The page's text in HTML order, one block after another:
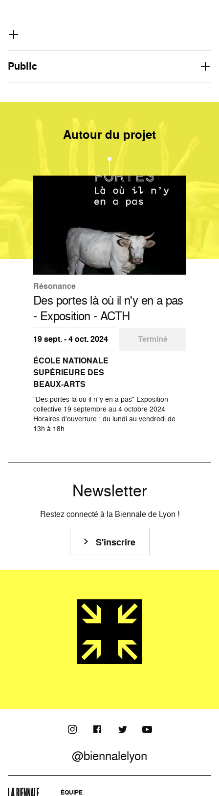
Public
Autour du projet
Résonance
Des portes là où il n'y en a pas
- Exposition - ACTH
19 sept. - 4 oct. 2024
Terminé
ÉCOLE NATIONALE
SUPÉRIEURE DES
BEAUX-ARTS
"Des portes là où il n"y en a pas" Exposition
collective 19 septembre au 4 octobre 2024
Horaires d'ouverture : du lundi au vendredi de
13h à 18h
Newsletter
Restez connecté à la Biennale de Lyon !
S'inscrire
@biennalelyon
ÉQUIPE